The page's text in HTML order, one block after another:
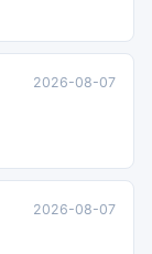
2026-08-07
2026-08-07